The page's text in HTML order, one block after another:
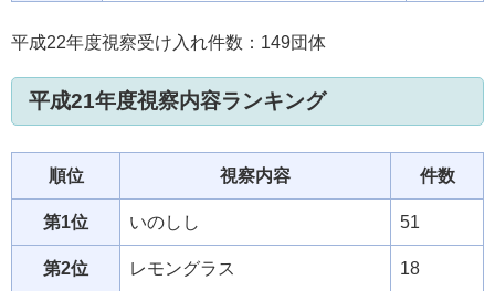
平成22年度視察受け入れ件数：149団体
平成21年度視察内容ランキング
順位 視察内容 件数
第1位 いのしし 51
第2位 レモングラス 18